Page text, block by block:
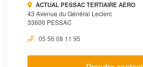
ACTUAL PESSAC TERTIAIRE AERO
43 Avenue du Général Leclerc
33600 PESSAC
05 56 08 11 95